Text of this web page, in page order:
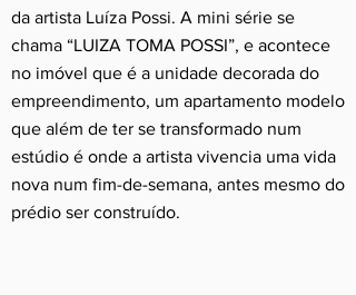
da artista Luíza Possi. A mini série se
chama “LUIZA TOMA POSSI”, e acontece
no imóvel que é a unidade decorada do
empreendimento, um apartamento modelo
que além de ter se transformado num
estúdio é onde a artista vivencia uma vida
nova num fim-de-semana, antes mesmo do
prédio ser construído.